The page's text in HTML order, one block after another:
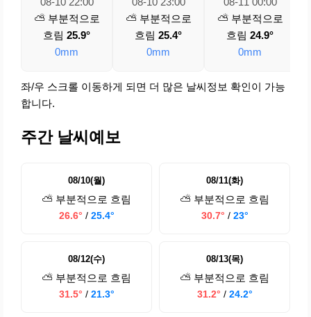
⛅ 부분적으로
흐림 25.9°
0mm
⛅ 부분적으로
흐림 25.4°
0mm
⛅ 부분적으로
흐림 24.9°
0mm
좌/우 스크롤 이동하게 되면 더 많은 날씨정보 확인이 가능
합니다.
주간 날씨예보
08/10(월)
⛅ 부분적으로 흐림
26.6° / 25.4°
08/11(화)
⛅ 부분적으로 흐림
30.7° / 23°
08/12(수)
⛅ 부분적으로 흐림
31.5° / 21.3°
08/13(목)
⛅ 부분적으로 흐림
31.2° / 24.2°